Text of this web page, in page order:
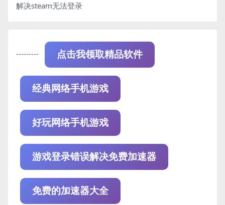
解决steam无法登录
--------- 点击我领取精品软件
经典网络手机游戏
好玩网络手机游戏
游戏登录错误解决免费加速器
免费的加速器大全